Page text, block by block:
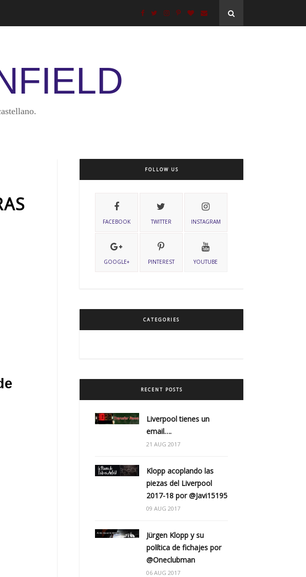
FOLLOW US
FACEBOOK TWITTER INSTAGRAM
GOOGLE+ PINTEREST YOUTUBE
CATEGORIES
RECENT POSTS
Liverpool tienes un
email….
21 AUG 2017
Klopp acoplando las
piezas del Liverpool
2017-18 por @Javi15195
09 AUG 2017
Jürgen Klopp y su
política de fichajes por
@Oneclubman
06 AUG 2017